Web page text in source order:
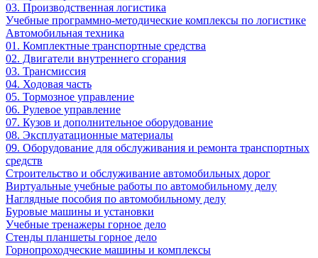
03. Производственная логистика
Учебные программно-методические комплексы по логистике
Автомобильная техника
01. Комплектные транспортные средства
02. Двигатели внутреннего сгорания
03. Трансмиссия
04. Ходовая часть
05. Тормозное управление
06. Рулевое управление
07. Кузов и дополнительное оборудование
08. Эксплуатационные материалы
09. Оборудование для обслуживания и ремонта транспортных
средств
Строительство и обслуживание автомобильных дорог
Виртуальные учебные работы по автомобильному делу
Наглядные пособия по автомобильному делу
Буровые машины и установки
Учебные тренажеры горное дело
Стенды планшеты горное дело
Горнопроходческие машины и комплексы